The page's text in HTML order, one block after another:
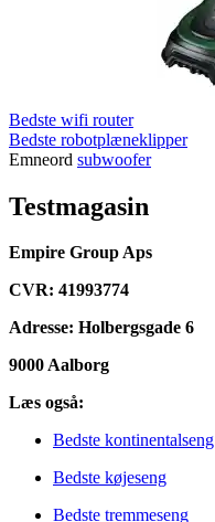
Bedste wifi router
Bedste robotplæneklipper
Emneord subwoofer
Testmagasin
Empire Group Aps
CVR: 41993774
Adresse: Holbergsgade 6
9000 Aalborg
Læs også:
Bedste kontinentalseng
Bedste køjeseng
Bedste tremmeseng